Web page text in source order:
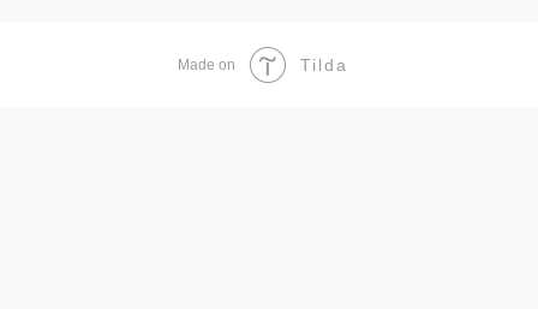
Made on Tilda